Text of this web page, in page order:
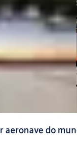
aeronave do